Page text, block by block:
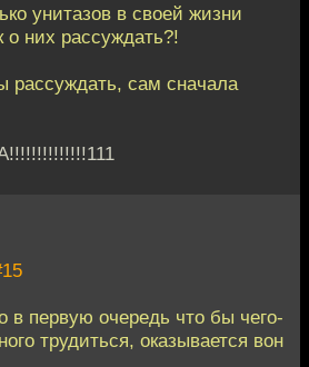
унитазов в своей жизни
о них рассуждать?!
рассуждать, сам сначала
в первую очередь что бы чего-
трудиться, оказывается вон